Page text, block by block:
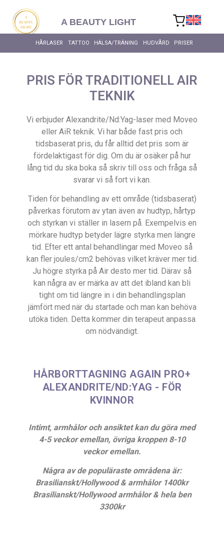
content
A BEAUTY LIGHT
HÅRLASER TATTOO HÄLSA/TRÄNING HUDVÅRD PRISER
PRIS FÖR TRADITIONELL AIR
TEKNIK
Vi erbjuder Alexandrite/Nd:Yag-laser med Moveo
eller AiR teknik. Vi har både fast pris och
tidsbaserat pris, du får alltid det pris som är
fördelaktigast för dig. Om du är osäker på hur
lång tid du ska boka så skriv till oss och fråga så
svarar vi så fort vi kan.
Tiden för behandling av ett område (tidsbaserat)
påverkas förutom av ytan även av hudtyp, hårtyp
och styrkan vi ställer in lasern på. Exempelvis en
mörkare hudtyp betyder lägre styrka men längre
tid. Efter ett antal behandlingar med Moveo så
kan fler joules/cm2 behövas vilket kräver mer tid.
Ju högre styrka på Air desto mer tid. Därav så
kan några av er märka av att det ibland kan bli
tight om tid längre in i din behandlingsplan
jämfört med när du startade och man kan behöva
utöka tiden. Detta kommer din terapeut anpassa
om nödvändigt.
HÅRBORTTAGNING AGAIN PRO+
ALEXANDRITE/ND:YAG - FÖR
KVINNOR
Intimt, armhålor och ansiktet kan du göra med
4-5 veckor emellan, övriga kroppen 8-10
veckor emellan.
Några av de populäraste områdena är:
Brasilianskt/Hollywood & armhålor 1400kr
Brasilianskt/Hollywood armhålor & hela ben
3300kr